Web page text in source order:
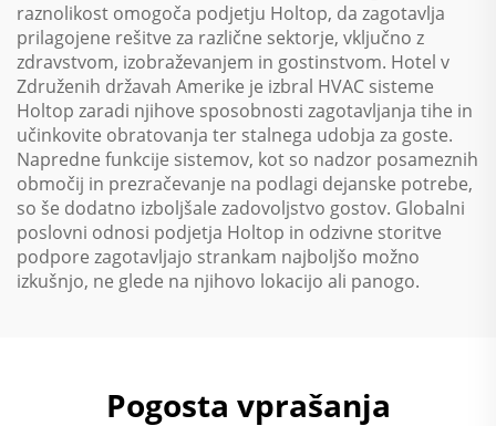
raznolikost omogoča podjetju Holtop, da zagotavlja
prilagojene rešitve za različne sektorje, vključno z
zdravstvom, izobraževanjem in gostinstvom. Hotel v
Združenih državah Amerike je izbral HVAC sisteme
Holtop zaradi njihove sposobnosti zagotavljanja tihe in
učinkovite obratovanja ter stalnega udobja za goste.
Napredne funkcije sistemov, kot so nadzor posameznih
območij in prezračevanje na podlagi dejanske potrebe,
so še dodatno izboljšale zadovoljstvo gostov. Globalni
poslovni odnosi podjetja Holtop in odzivne storitve
podpore zagotavljajo strankam najboljšo možno
izkušnjo, ne glede na njihovo lokacijo ali panogo.
Pogosta vprašanja